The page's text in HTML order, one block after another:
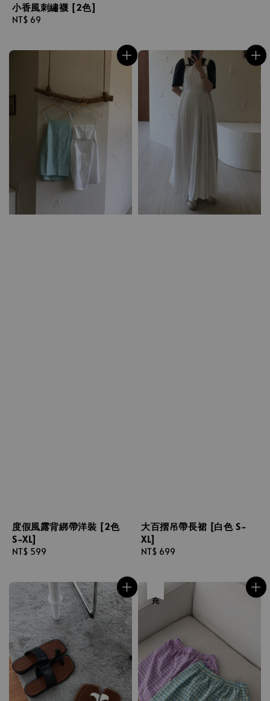
小香風刺繡襪 [2色]
Regular
NT$ 69
度假風露背綁帶洋裝 [2色
S-XL]
Regular
NT$ 599
大百摺吊帶長裙 [白色 S-
XL]
Regular
NT$ 699